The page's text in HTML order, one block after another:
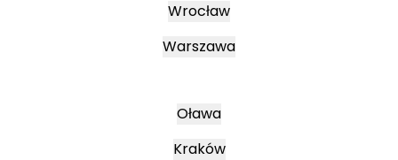
Wrocław
Warszawa
Oława
Kraków